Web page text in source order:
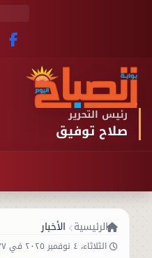
رئيس التحرير
صلاح توفيق
الرئيسية الأخبار
الثلاثاء، ٤ نوفمبر ٢٠٢٥ في ٠٤:٣٧ م